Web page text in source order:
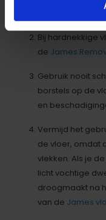
krassen te
Bij hardnekkige
de James
Gebruik nooit
borstels op de
en
Vermijd het
de vloer, omdat
vlekken. Als je
licht vochtige
droogmaakt na
van de James